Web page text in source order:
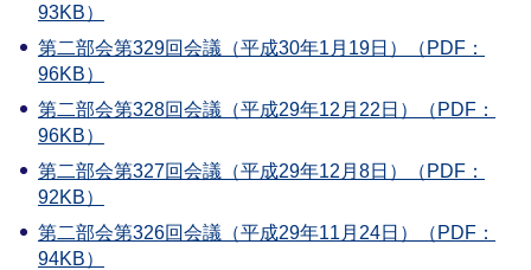
93KB）
第二部会第329回会議（平成30年1月19日）（PDF：
96KB）
第二部会第328回会議（平成29年12月22日）（PDF：
96KB）
第二部会第327回会議（平成29年12月8日）（PDF：
92KB）
第二部会第326回会議（平成29年11月24日）（PDF：
94KB）